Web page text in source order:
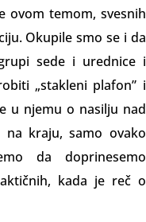
ovom temom, svesnih
Okupile smo se i da
sede i urednice i
„sta­kleni plafon” i
u njemu o nasilju nad
kraju, samo ovako
da doprinesemo
kada je reč o